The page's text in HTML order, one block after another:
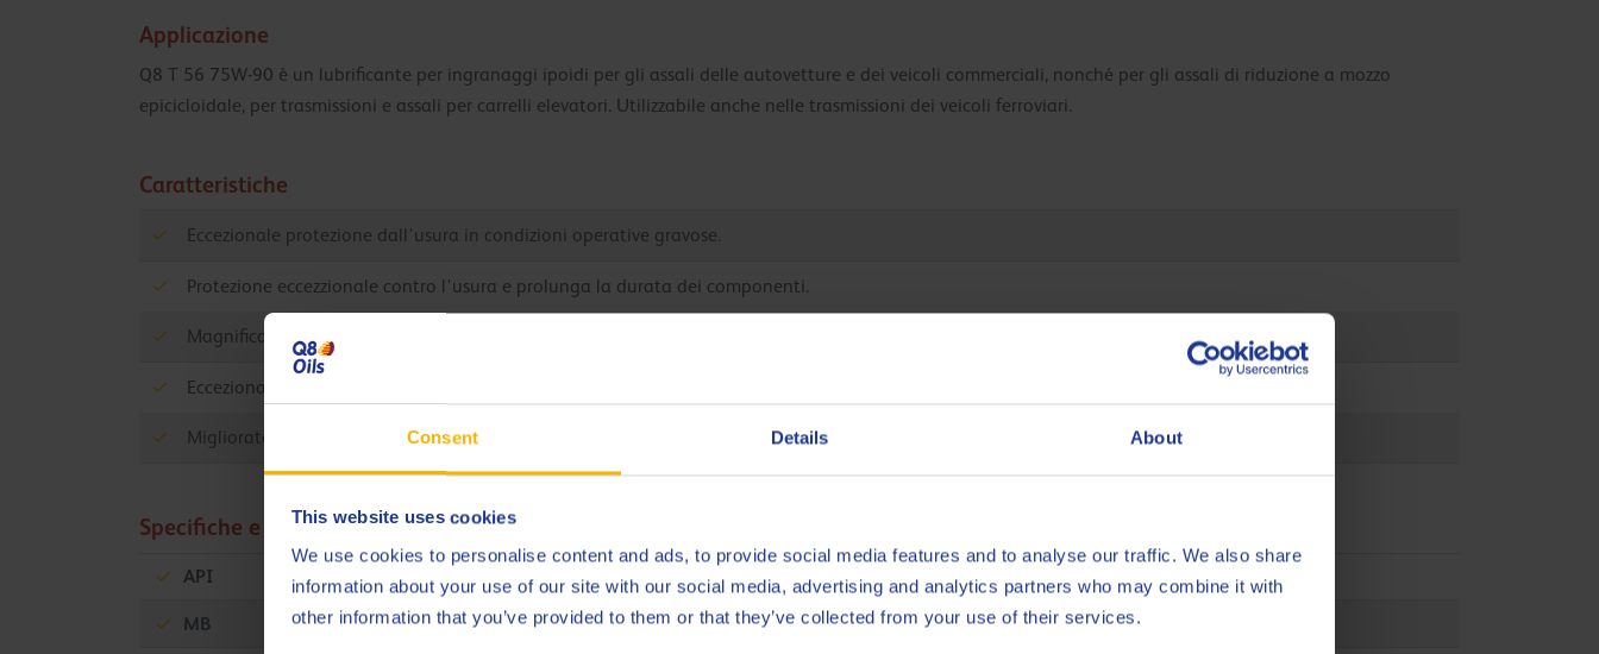
Consent Details About
This website uses cookies
We use cookies to personalise content and ads, to provide social media features and to analyse our traffic. We also share
information about your use of our site with our social media, advertising and analytics partners who may combine it with
other information that you’ve provided to them or that they’ve collected from your use of their services.
Applicazione
Q8 T 56 75W-90 è un lubrificante per ingranaggi ipoidi per gli assali delle autovetture e dei veicoli commerciali, nonché per gli assali di riduzione a mozzo
epicicloidale, per trasmissioni e assali per carrelli elevatori. Utilizzabile anche nelle trasmissioni dei veicoli ferroviari.
Caratteristiche
Eccezionale protezione dall'usura in condizioni operative gravose.
Protezione eccezzionale contro l'usura e prolunga la durata dei componenti.
Magnifica protezione degli ingranaggi in condizioni di carico d'urto.
Eccezionale protezione contro ruggine e corrosione.
Migliorata stabilità al taglio per una viscosità stabile durante l'uso
Specifiche e approvazioni
API GL-5 MAN 342 Type M1
MB 235 MIL L-2105D